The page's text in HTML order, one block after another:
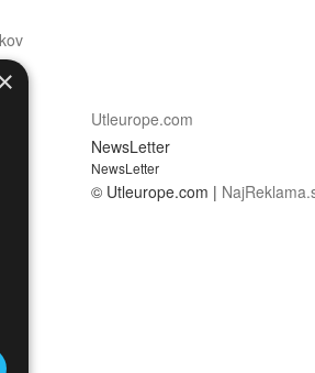
Utleurope.com
NewsLetter
NewsLetter
© Utleurope.com |